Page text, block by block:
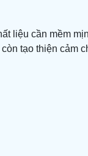
liệu cần mềm
tạo thiện cảm